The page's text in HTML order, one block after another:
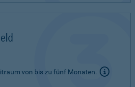
von bis zu fünf Monaten.